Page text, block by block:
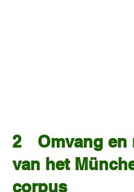
2 Omvang en
van het
corpus